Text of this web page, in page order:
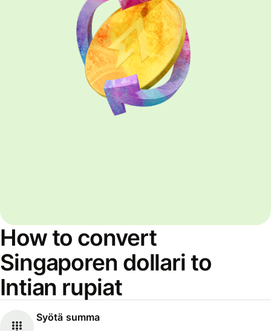
How to convert
Singaporen dollari to
Intian rupiat
Syötä summa